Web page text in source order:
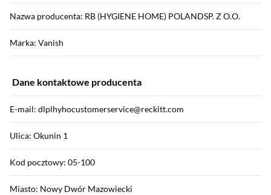
Nazwa producenta: RB (HYGIENE HOME) POLANDSP. Z O.O.
Marka: Vanish
Dane kontaktowe producenta
E-mail: dlplhyhocustomerservice@reckitt.com
Ulica: Okunin 1
Kod pocztowy: 05-100
Miasto: Nowy Dwór Mazowiecki